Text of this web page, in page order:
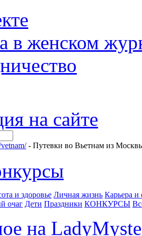
в женском
на сайте
- Путевки во Вьетнам из
и здоровье Личная жизнь Карьера
очаг Дети Праздники КОНКУРСЫ
на